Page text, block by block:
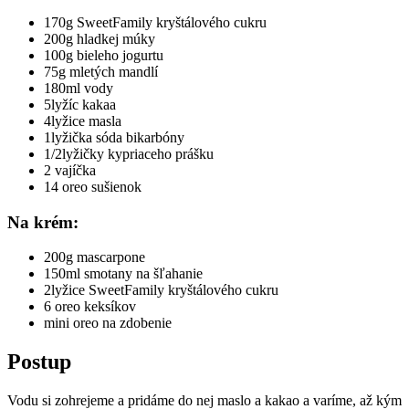
170g SweetFamily kryštálového cukru
200g hladkej múky
100g bieleho jogurtu
75g mletých mandlí
180ml vody
5lyžíc kakaa
4lyžice masla
1lyžička sóda bikarbóny
1/2lyžičky kypriaceho prášku
2 vajíčka
14 oreo sušienok
Na krém:
200g mascarpone
150ml smotany na šľahanie
2lyžice SweetFamily kryštálového cukru
6 oreo keksíkov
mini oreo na zdobenie
Postup
Vodu si zohrejeme a pridáme do nej maslo a kakao a varíme, až kým